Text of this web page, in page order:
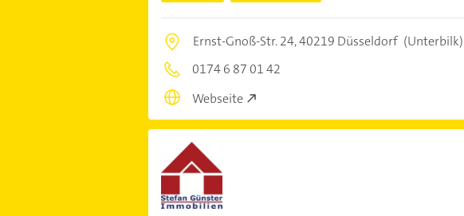
Ernst-Gnoß-Str. 24,40219 Düsseldorf (Unterbilk)
0174 6 87 01 42
Webseite